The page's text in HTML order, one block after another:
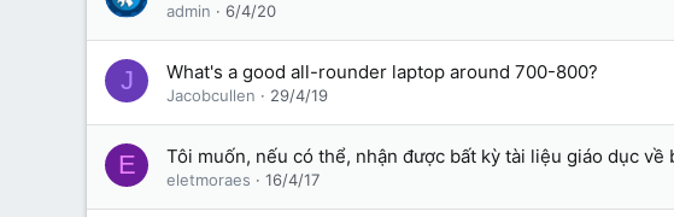
admin 6/4/20
J What's a good all-rounder laptop around 700-800?
Jacobcullen 29/4/19
E Tôi muốn, nếu có thể, nhận được bất kỳ tài liệu giáo dục về
eletmoraes 16/4/17